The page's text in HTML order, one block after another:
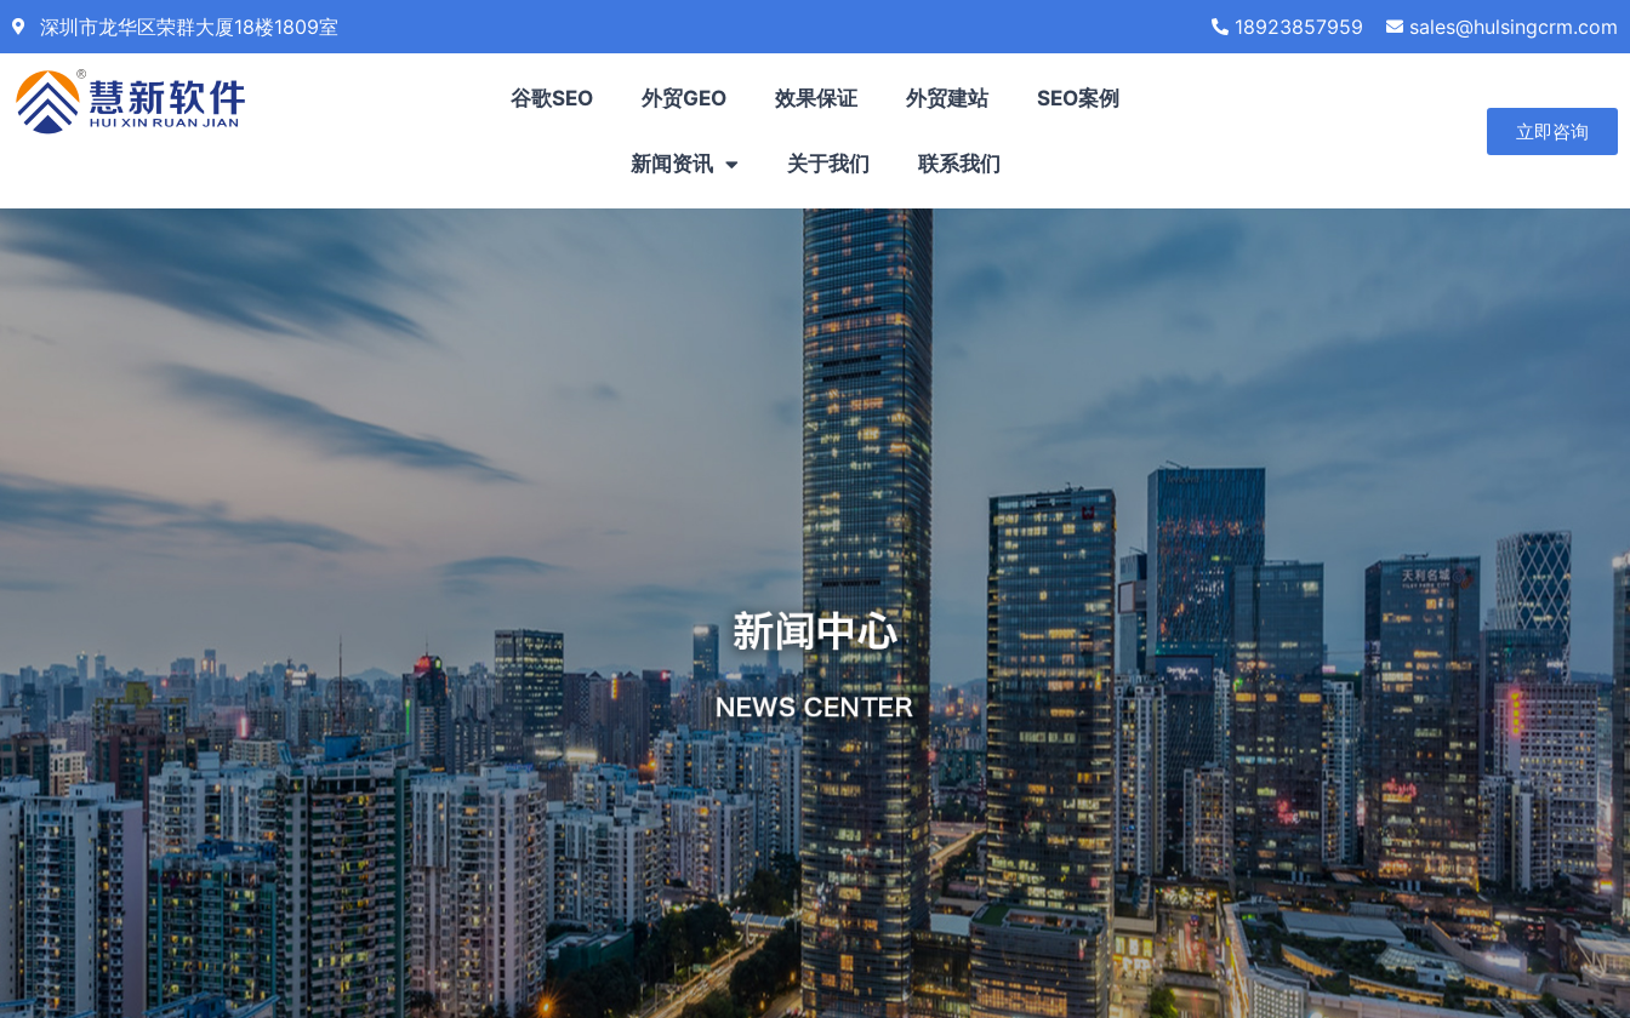
深圳市龙华区荣群大厦18楼1809室 18923857959 sales@hulsingcrm.com
谷歌SEO 外贸GEO 效果保证 外贸建站 SEO案例
新闻资讯 关于我们 联系我们
立即咨询